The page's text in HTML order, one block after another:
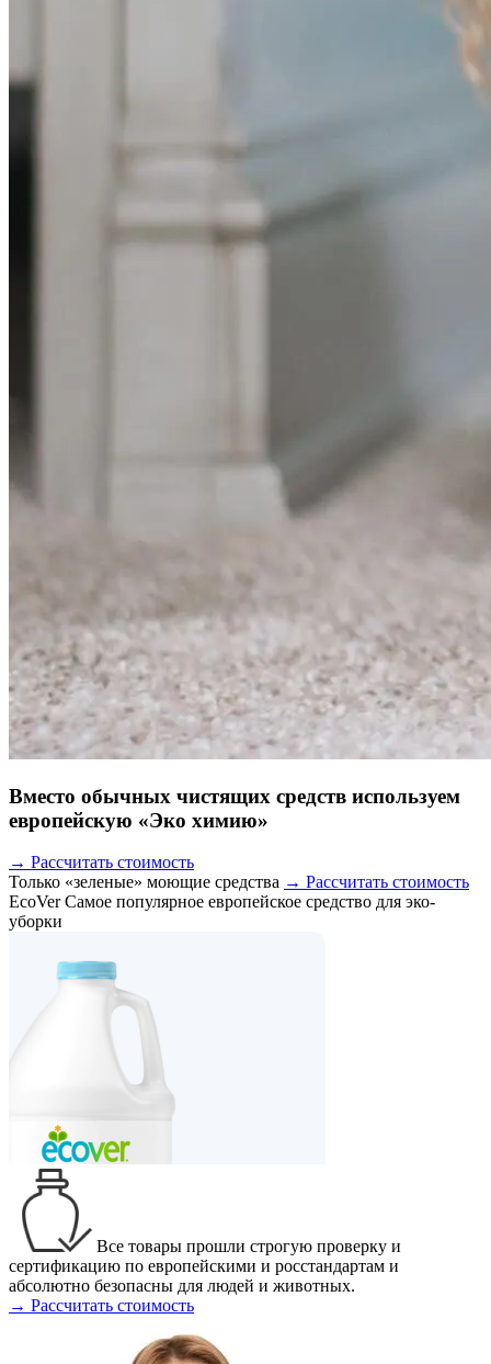
Вместо обычных чистящих средств используем
европейскую «Эко химию»
→ Рассчитать стоимость
Только «зеленые» моющие средства → Рассчитать стоимость
EcoVer Самое популярное европейское средство для эко-
уборки
Все товары прошли строгую проверку и
сертификацию по европейскими и росстандартам и
абсолютно безопасны для людей и животных.
→ Рассчитать стоимость